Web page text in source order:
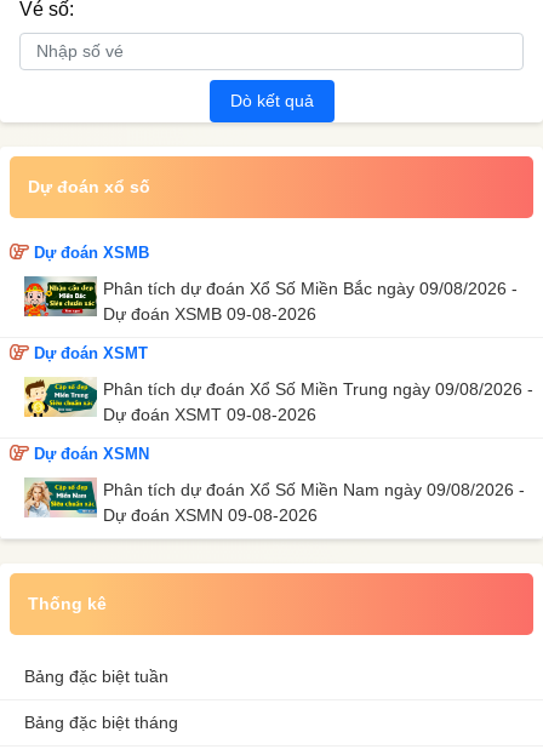
Vé số:
Dò kết quả
Dự đoán xổ số
Dự đoán XSMB
Phân tích dự đoán Xổ Số Miền Bắc ngày 09/08/2026 -
Dự đoán XSMB 09-08-2026
Dự đoán XSMT
Phân tích dự đoán Xổ Số Miền Trung ngày 09/08/2026 -
Dự đoán XSMT 09-08-2026
Dự đoán XSMN
Phân tích dự đoán Xổ Số Miền Nam ngày 09/08/2026 -
Dự đoán XSMN 09-08-2026
Thống kê
Bảng đặc biệt tuần
Bảng đặc biệt tháng